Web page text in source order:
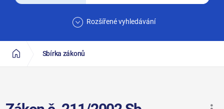
Rozšířené vyhledávání
Sbírka zákonů